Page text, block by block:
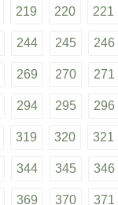
219 220 221
244 245 246
269 270 271
294 295 296
319 320 321
344 345 346
369 370 371